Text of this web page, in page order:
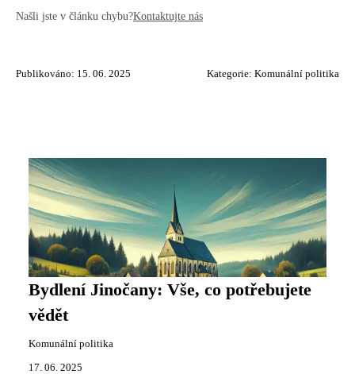
Našli jste v článku chybu?Kontaktujte nás
Publikováno: 15. 06. 2025 Kategorie: Komunální politika
Bydlení Jinočany: Vše, co potřebujete
vědět
Komunální politika
17. 06. 2025